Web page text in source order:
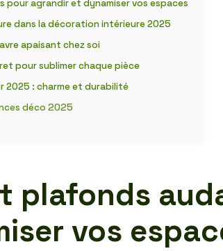
pour agrandir et dynamiser vos espaces
dans la décoration intérieure 2025
apaisant chez soi
pour sublimer chaque pièce
2025 : charme et durabilité
déco 2025
plafonds
vos